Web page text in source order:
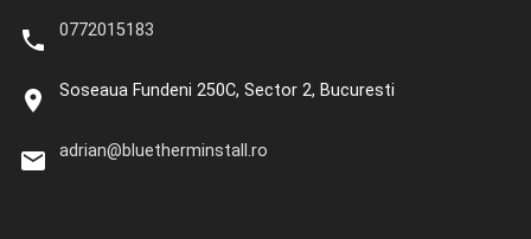
0772015183
Soseaua Fundeni 250C, Sector 2, Bucuresti
adrian@bluetherminstall.ro